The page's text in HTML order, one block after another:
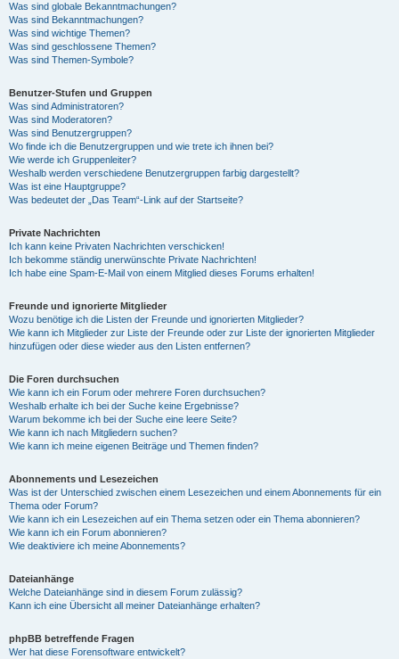
Was sind globale Bekanntmachungen?
Was sind Bekanntmachungen?
Was sind wichtige Themen?
Was sind geschlossene Themen?
Was sind Themen-Symbole?
Benutzer-Stufen und Gruppen
Was sind Administratoren?
Was sind Moderatoren?
Was sind Benutzergruppen?
Wo finde ich die Benutzergruppen und wie trete ich ihnen bei?
Wie werde ich Gruppenleiter?
Weshalb werden verschiedene Benutzergruppen farbig dargestellt?
Was ist eine Hauptgruppe?
Was bedeutet der „Das Team“-Link auf der Startseite?
Private Nachrichten
Ich kann keine Privaten Nachrichten verschicken!
Ich bekomme ständig unerwünschte Private Nachrichten!
Ich habe eine Spam-E-Mail von einem Mitglied dieses Forums erhalten!
Freunde und ignorierte Mitglieder
Wozu benötige ich die Listen der Freunde und ignorierten Mitglieder?
Wie kann ich Mitglieder zur Liste der Freunde oder zur Liste der ignorierten Mitglieder
hinzufügen oder diese wieder aus den Listen entfernen?
Die Foren durchsuchen
Wie kann ich ein Forum oder mehrere Foren durchsuchen?
Weshalb erhalte ich bei der Suche keine Ergebnisse?
Warum bekomme ich bei der Suche eine leere Seite?
Wie kann ich nach Mitgliedern suchen?
Wie kann ich meine eigenen Beiträge und Themen finden?
Abonnements und Lesezeichen
Was ist der Unterschied zwischen einem Lesezeichen und einem Abonnements für ein
Thema oder Forum?
Wie kann ich ein Lesezeichen auf ein Thema setzen oder ein Thema abonnieren?
Wie kann ich ein Forum abonnieren?
Wie deaktiviere ich meine Abonnements?
Dateianhänge
Welche Dateianhänge sind in diesem Forum zulässig?
Kann ich eine Übersicht all meiner Dateianhänge erhalten?
phpBB betreffende Fragen
Wer hat diese Forensoftware entwickelt?